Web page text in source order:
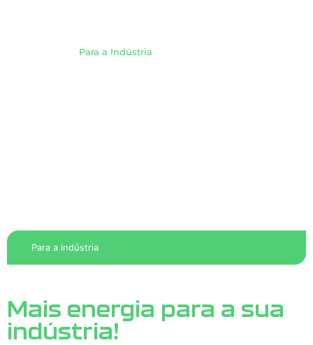
Para a Indústria
Para a indústria
Mais energia para a sua
indústria!